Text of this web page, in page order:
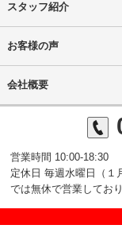
スタッフ紹介
お客様の声
会社概要
営業時間 10:00-18:30
定休日 毎週水曜日（１
では無休で営業しており